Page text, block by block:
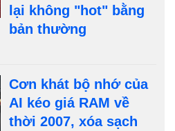
lại không "hot" bằng
bản thường
Cơn khát bộ nhớ của
AI kéo giá RAM về
thời 2007, xóa sạch